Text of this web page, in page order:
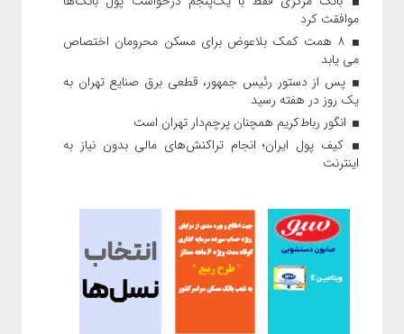
موافقت کرد
۸ همت کمک بلاعوض برای مسکن محرومان اختصاص
می یابد
پس از دستور رئیس‌ جمهور، قطعی برق صنایع تهران به
یک روز در هفته رسید
انگور رباط‌کریم همچنان پرچم‌دار تهران است
کیف پول ایران؛ انجام تراکنش‌های مالی بدون نیاز به
اینترنت